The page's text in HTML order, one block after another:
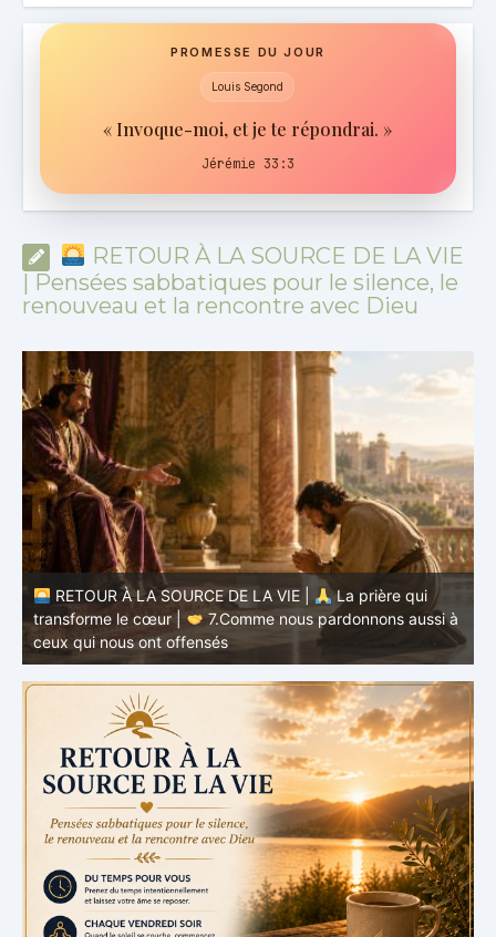
PROMESSE DU JOUR
Louis Segond
« Invoque-moi, et je te répondrai. »
Jérémie 33:3
RETOUR À LA SOURCE DE LA VIE
| Pensées sabbatiques pour le silence, le
renouveau et la rencontre avec Dieu
RETOUR À LA SOURCE DE LA VIE |
La prière qui
transforme le cœur |
6.Et pardonne-nous nos offenses